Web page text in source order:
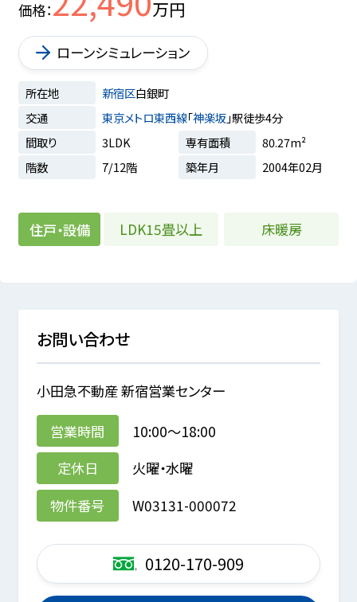
価格 万円
ローンシミュレーション
所在地 新宿区白銀町
交通
東京メトロ東西線「神楽坂」駅徒歩4分
間取り
3LDK 専有面積
80.27m²
階数
7/12階 築年月 2004年02月
住戸・設備 LDK15畳以上 床暖房
お問い合わせ
小田急不動産 新宿営業センター
営業時間
10:00～18:00
定休日
火曜・水曜
物件番号
W03131-000072
0120-170-909